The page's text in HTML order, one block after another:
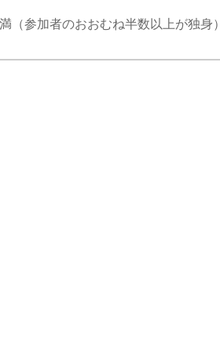
（参加者のおおむね半数以上が独身）